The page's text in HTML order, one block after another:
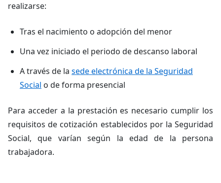
realizarse:
Tras el nacimiento o adopción del menor
Una vez iniciado el periodo de descanso laboral
A través de la sede electrónica de la Seguridad
Social o de forma presencial
Para acceder a la prestación es necesario cumplir los
requisitos de cotización establecidos por la Seguridad
Social, que varían según la edad de la persona
trabajadora.